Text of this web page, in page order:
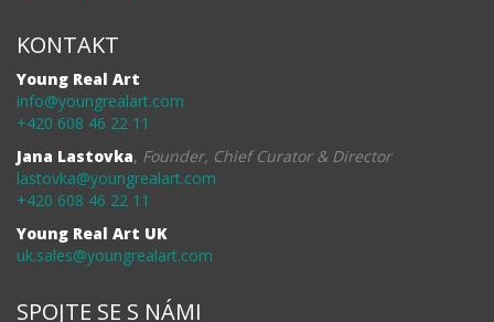
KONTAKT
Young Real Art
info@youngrealart.com
+420 608 46 22 11
Jana Lastovka, Founder, Chief Curator & Director
lastovka@youngrealart.com
+420 608 46 22 11
Young Real Art UK
uk.sales@youngrealart.com
SPOJTE SE S NÁMI